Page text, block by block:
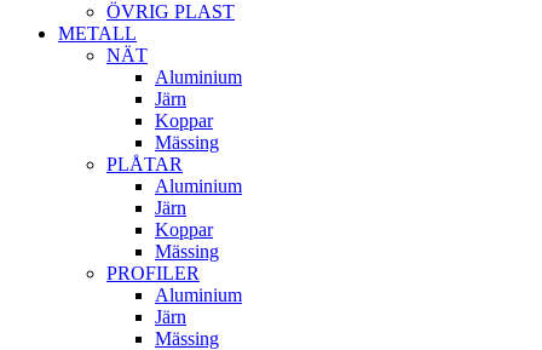
ÖVRIG PLAST
METALL
NÄT
Aluminium
Järn
Koppar
Mässing
PLÅTAR
Aluminium
Järn
Koppar
Mässing
PROFILER
Aluminium
Järn
Mässing